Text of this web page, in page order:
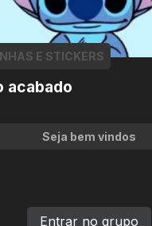
acabado
E STICKERS
Seja bem vindos
Entrar no grupo